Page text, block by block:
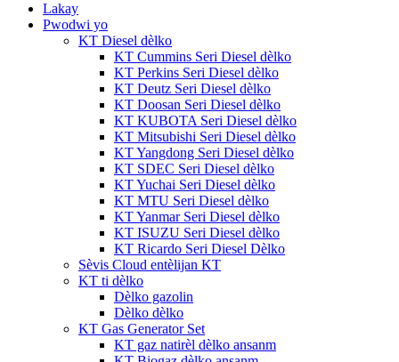
Lakay
Pwodwi yo
KT Diesel dèlko
KT Cummins Seri Diesel dèlko
KT Perkins Seri Diesel dèlko
KT Deutz Seri Diesel dèlko
KT Doosan Seri Diesel dèlko
KT KUBOTA Seri Diesel dèlko
KT Mitsubishi Seri Diesel dèlko
KT Yangdong Seri Diesel dèlko
KT SDEC Seri Diesel dèlko
KT Yuchai Seri Diesel dèlko
KT MTU Seri Diesel dèlko
KT Yanmar Seri Diesel dèlko
KT ISUZU Seri Diesel dèlko
KT Ricardo Seri Diesel Dèlko
Sèvis Cloud entèlijan KT
KT ti dèlko
Dèlko gazolin
Dèlko dèlko
KT Gas Generator Set
KT gaz natirèl dèlko ansanm